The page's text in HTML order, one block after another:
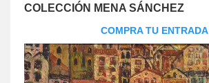
COLECCIÓN MENA SÁNCHEZ
COMPRA TU ENTRADA